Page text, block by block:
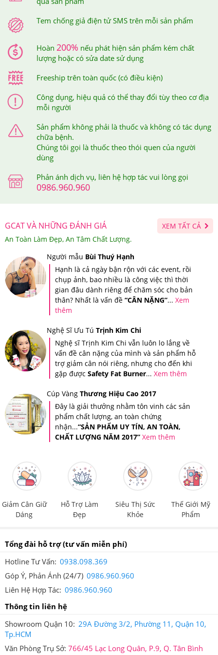
Bộ Đôi Dầu Gội & Dầu Dưỡng Queen Perfume phù hợp
với mọi lứa tuổi kể cả trẻ em
4.Queen Perfume Bộ Đôi Dầu Gội & Dầu Dưỡng
Từ Nhân Sâm Hàn Quốc Nên Dùng Như Thế
Nào Để Hiệu Quả?
Cách sử dụng dầu gội Queen Perfume Hair Shampoo:
-Sau khi làm ướt tóc hoàn toàn, lấy một lượng dầu gội
vừa đủ và bôi đều lên tóc và da đầu. Dùng các đầu ngón
tay mát xa nhẹ nhàng tóc và da đầu sau đó xả lại sạch
bằng nước.
Cách sử dụng dầu xả dưỡng tóc Queen Perfume Hair
-Sau khi gội đầu sạch xong lấy một lượng dầu dưỡng
vừa đủ bôi kỹ và đều chủ yếu lên các phần tóc bị hư tổn.
Để ủ khoảng 2 phút sau đó xả lại sạch bằng nước ấm.
Bộ Đôi Dầu Gội & Dầu Dưỡng Queen Perfume dùng
5.Queen Perfume Bộ Đôi Dầu Gội & Dầu Dưỡng
Từ Nhân Sâm Hàn Quốc Giá Bao Nhiêu, Nên
Tem chống giả điện tử SMS trên mỗi sản phẩm
Hoàn 200% nếu phát hiện sản phẩm kém chất
lượng hoặc có sửa date sử dụng
Freeship trên toàn quốc (có điều kiện)
Công dụng, hiệu quả có thể thay đổi tùy theo cơ địa
mỗi người
Sản phẩm không phải là thuốc và không có tác dụng
chữa bệnh.
Chúng tôi gọi là thuốc theo thói quen của người
dùng
Phản ánh dịch vụ, liên hệ hợp tác vui lòng gọi
0986.960.960
GCAT VÀ NHỮNG ĐÁNH GIÁ
An Toàn Làm Đẹp, An Tâm Chất Lượng.
XEM TẤT CẢ
Người mẫu Bùi Thuý Hạnh
Hạnh là cả ngày bận rộn với các event, rồi
chụp ảnh, bao nhiều là công việc thì thời
gian đâu dành riêng để chăm sóc cho bản
thân? Nhất là vấn đề “CÂN NẶNG”... Xem
thêm
Nghệ Sĩ Ưu Tú Trịnh Kim Chi
Nghệ sĩ Trịnh Kim Chi vẫn luôn lo lắng về
vấn đề cân nặng của mình và sản phẩm hỗ
trợ giảm cân nói riêng, nhưng cho đến khi
gặp được Safety Fat Burner... Xem thêm
Cúp Vàng Thương Hiệu Cao 2017
Đây là giải thưởng nhằm tôn vinh các sản
phẩm chất lượng, an toàn chứng
nhận...“SẢN PHẨM UY TÍN, AN TOÀN,
CHẤT LƯỢNG NĂM 2017” Xem thêm
Giảm Cân Giữ
Dáng
Hỗ Trợ Làm
Đẹp
Siêu Thị Sức
Khỏe
Thế Giới Mỹ
Phẩm
Tổng đài hỗ trợ(tư vấn miễn phí)
Hotline Tư Vấn: 0938.098.369
Góp Ý, Phản Ánh (24/7) 0986.960.960
Liên Hệ Hợp Tác: 0986.960.960
Thông tin liên hệ
Showroom Quận 10: 29A Đường 3/2, Phường 11, Quận 10,
Tp.HCM
Văn Phòng Trụ Sở: 766/45 Lạc Long Quân, P.9, Q. Tân Bình